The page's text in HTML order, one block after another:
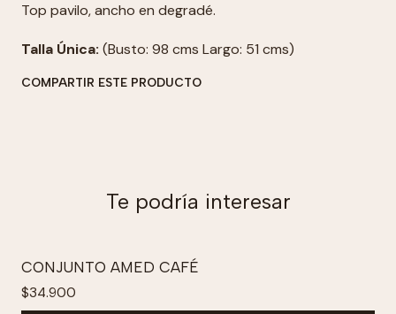
Top pavilo, ancho en degradé.
Talla Única: (Busto: 98 cms Largo: 51 cms)
COMPARTIR ESTE PRODUCTO
Te podría interesar
CONJUNTO AMED CAFÉ
$34.900